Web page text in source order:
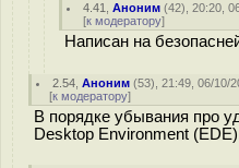
4.41 ,Аноним (42), 20:20,
[к модератору]
Написан на
2.54 ,Аноним (53), 21:49, 06/10/
[к модератору]
В порядке убывания про
Desktop Environment